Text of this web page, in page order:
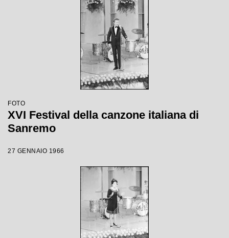
FOTO
XVI Festival della canzone italiana di
Sanremo
27 GENNAIO 1966